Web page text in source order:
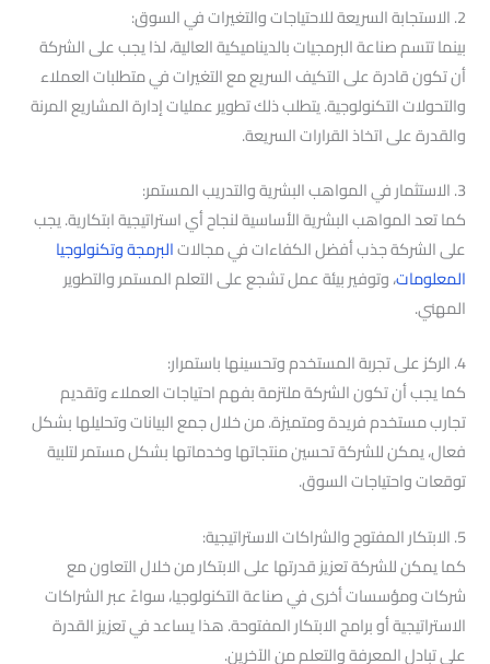
2. الاستجابة السريعة للاحتياجات والتغيرات في السوق:
بينما تتسم صناعة البرمجيات بالديناميكية العالية، لذا يجب على الشركة
أن تكون قادرة على التكيف السريع مع التغيرات في متطلبات العملاء
والتحولات التكنولوجية. يتطلب ذلك تطوير عمليات إدارة المشاريع المرنة
والقدرة على اتخاذ القرارات السريعة.
3. الاستثمار في المواهب البشرية والتدريب المستمر:
كما تعد المواهب البشرية الأساسية لنجاح أي استراتيجية ابتكارية. يجب
على الشركة جذب أفضل الكفاءات في مجالاتالبرمجة وتكنولوجيا
المعلومات، وتوفير بيئة عمل تشجع على التعلم المستمر والتطوير
المهني.
4. الركز على تجربة المستخدم وتحسينها باستمرار:
كما يجب أن تكون الشركة ملتزمة بفهم احتياجات العملاء وتقديم
تجارب مستخدم فريدة ومتميزة. من خلال جمع البيانات وتحليلها بشكل
فعال، يمكن للشركة تحسين منتجاتها وخدماتها بشكل مستمر لتلبية
توقعات واحتياجات السوق.
5. الابتكار المفتوح والشراكات الاستراتيجية:
كما يمكن للشركة تعزيز قدرتها على الابتكار من خلال التعاون مع
شركات ومؤسسات أخرى في صناعة التكنولوجيا، سواءً عبر الشراكات
الاستراتيجية أو برامج الابتكار المفتوحة. هذا يساعد في تعزيز القدرة
على تبادل المعرفة والتعلم من الآخرين.